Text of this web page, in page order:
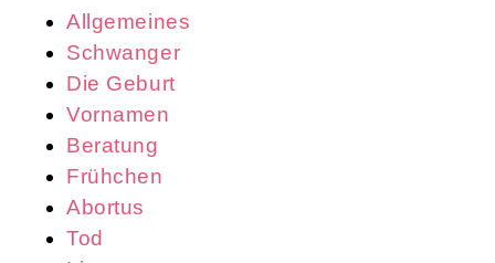
Allgemeines
Schwanger
Die Geburt
Vornamen
Beratung
Frühchen
Abortus
Tod